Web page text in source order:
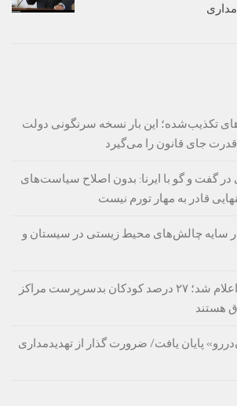
تکذیب‌شده؛ این بار نسخه سرنگونی دولت
قدرت جای قانون را می‌گیرد
گفت و گو با ایرنا: بدون اصلاح سیاست‌های
قادر به مهار تورم نیست
سایه چالش‌های محیط زیستی در سیستان و
در گفت‌وگو با ایرنا اعلام شد؛ ۲۷ درصد کودکان بدسرپرست مراکز
هستند
پایان یافت/ ضرورت گذار از تهدیدمداری